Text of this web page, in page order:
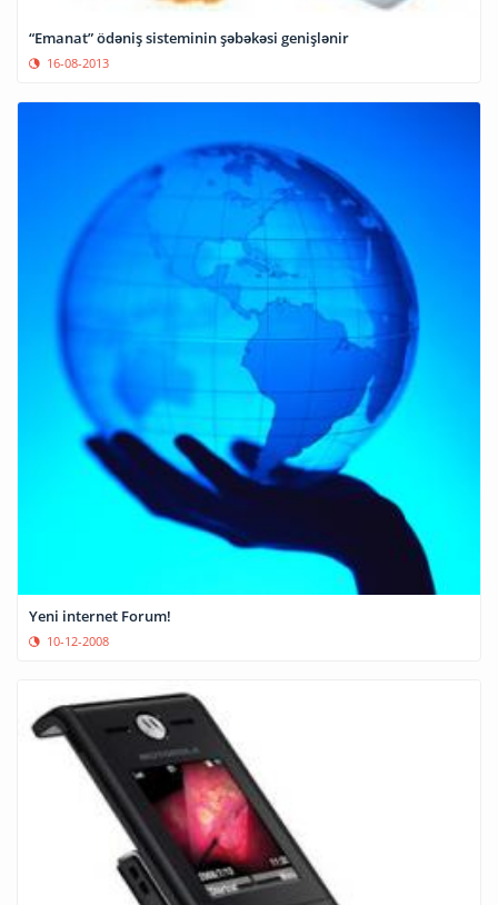
“Emanat” ödəniş sisteminin şəbəkəsi genişlənir
16-08-2013
Yeni internet Forum!
10-12-2008